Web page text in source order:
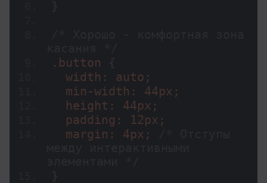
.button
  width: auto;
  min-width: 44px;
  height: 44px;
  padding: 12px;
  margin: 4px;